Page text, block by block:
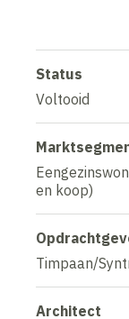
Status
Voltooid
en koop)
Timpaan/
Architect